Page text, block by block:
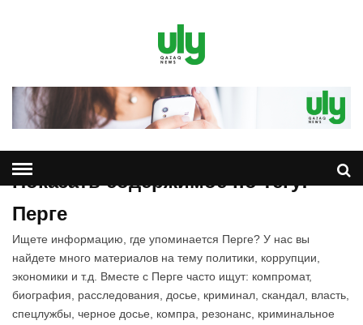
Показать содержимое по тегу:
Перге
Ищете информацию, где упоминается Перге? У нас вы
найдете много материалов на тему политики, коррупции,
экономики и т.д. Вместе с Перге часто ищут: компромат,
биография, расследования, досье, криминал, скандал, власть,
спецлужбы, черное досье, компра, резонанс, криминальное